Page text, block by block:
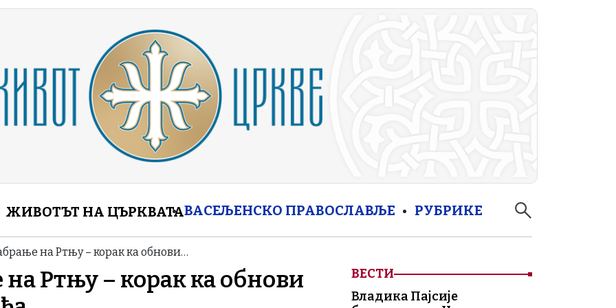
ЖИВОТЪТ НА ЦЪРКВАТАВАСЕЉЕНСКО ПРАВОСЛАВЉЕ РУБРИКЕ
на Ртњу – корак ка обнови…
Ртњу – корак ка обнови
ВЕСТИ
Владика Пајсије